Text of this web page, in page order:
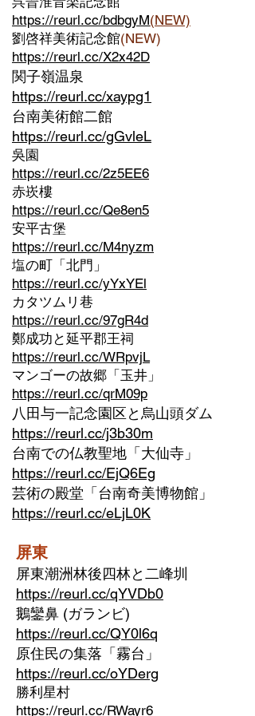
https://reurl.cc/bdbgyM(NEW)
劉啓祥美術記念館(NEW)
https://reurl.cc/X2x42D
関子嶺温泉
https://reurl.cc/xaypg1
台南美術館二館
https://reurl.cc/gGvleL
吳園
https://reurl.cc/2z5EE6
赤崁樓
https://reurl.cc/Qe8en5
安平古堡
https://reurl.cc/M4nyzm
塩の町「北門」
https://reurl.cc/yYxYEl
カタツムリ巷
https://reurl.cc/97gR4d
鄭成功と延平郡王祠
https://reurl.cc/WRpvjL
マンゴーの故郷「玉井」
https://reurl.cc/qrM09p
八田与一記念園区と烏山頭ダム
https://reurl.cc/j3b30m
台南での仏教聖地「大仙寺」
https://reurl.cc/EjQ6Eg
芸術の殿堂「台南奇美博物館」
https://reurl.cc/eLjL0K
屏東
屏東潮洲林後四林と二峰圳
https://reurl.cc/qYVDb0
鵝鑾鼻 (ガランビ)
https://reurl.cc/QY0l6q
原住民の集落「霧台」​
https://reurl.cc/oYDerg
勝利星村
https://reurl.cc/RWayr6